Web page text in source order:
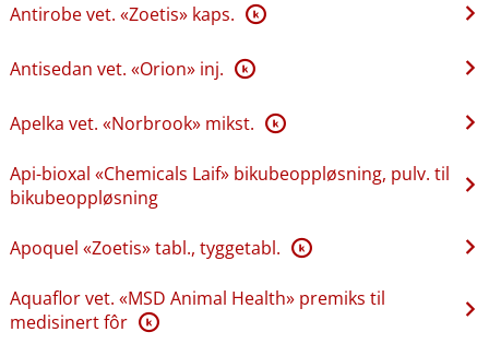
Antirobe vet. «Zoetis» kaps. K
Antisedan vet. «Orion» inj. K
Apelka vet. «Norbrook» mikst. K
Api-bioxal «Chemicals Laif» bikubeoppløsning, pulv. til
bikubeoppløsning
Apoquel «Zoetis» tabl., tyggetabl. K
Aquaflor vet. «MSD Animal Health» premiks til
medisinert fôr K